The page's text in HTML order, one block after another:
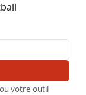
votre outil